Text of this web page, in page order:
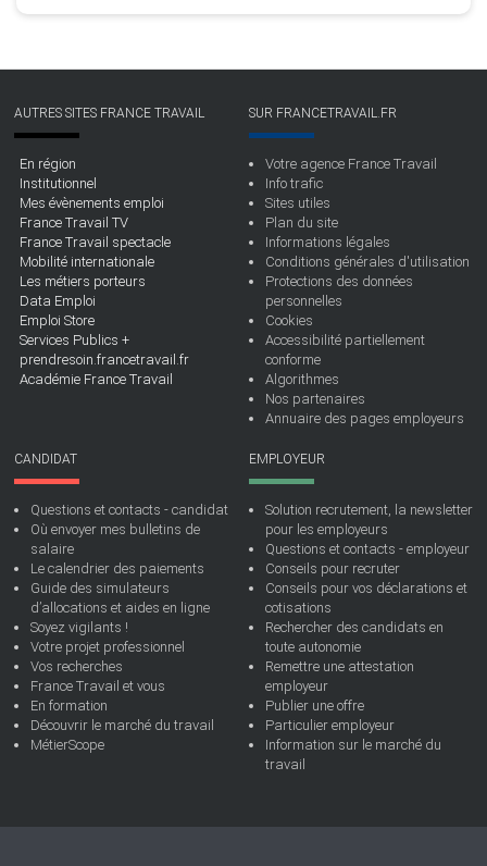
AUTRES SITES FRANCE TRAVAIL
En région
Institutionnel
Mes évènements emploi
France Travail TV
France Travail spectacle
Mobilité internationale
Les métiers porteurs
Data Emploi
Emploi Store
Services Publics +
prendresoin.francetravail.fr
Académie France Travail
SUR FRANCETRAVAIL.FR
Votre agence France Travail
Info trafic
Sites utiles
Plan du site
Informations légales
Conditions générales d'utilisation
Protections des données
personnelles
Cookies
Accessibilité partiellement
conforme
Algorithmes
Nos partenaires
Annuaire des pages employeurs
CANDIDAT
Questions et contacts - candidat
Où envoyer mes bulletins de
salaire
Le calendrier des paiements
Guide des simulateurs
d’allocations et aides en ligne
Soyez vigilants !
Votre projet professionnel
Vos recherches
France Travail et vous
En formation
Découvrir le marché du travail
MétierScope
EMPLOYEUR
Solution recrutement, la newsletter
pour les employeurs
Questions et contacts - employeur
Conseils pour recruter
Conseils pour vos déclarations et
cotisations
Rechercher des candidats en
toute autonomie
Remettre une attestation
employeur
Publier une offre
Particulier employeur
Information sur le marché du
travail